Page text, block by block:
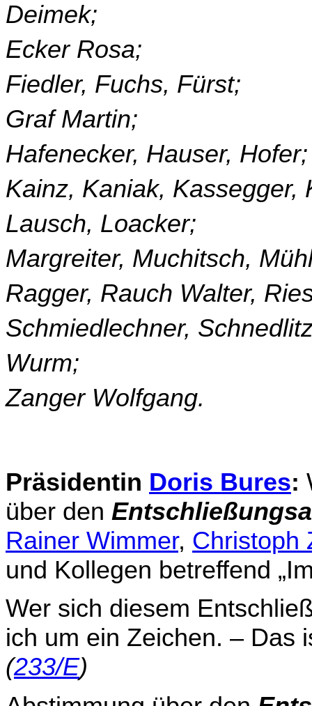
Deimek;
Ecker Rosa;
Fiedler, Fuchs, Fürst;
Graf Martin;
Hafenecker, Hauser, Hofer;
Kainz, Kaniak, Kassegger,
Lausch, Loacker;
Margreiter, Muchitsch,
Ragger, Rauch Walter,
Schmiedlechner,
Wurm;
Zanger Wolfgang.
Präsidentin Doris Bures:
über den
Rainer Wimmer, Christoph
und Kollegen betreffend
Wer sich diesem
ich um ein Zeichen. – Das
(233/E)